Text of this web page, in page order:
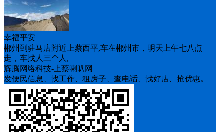
幸福平安
郴州到驻马店附近上蔡西平,车在郴州市，明天上午七八点
走，车找人三个人,
辉腾网络科技-上蔡喇叭网
发便民信息、找工作、租房子、查电话、找好店、抢优惠。